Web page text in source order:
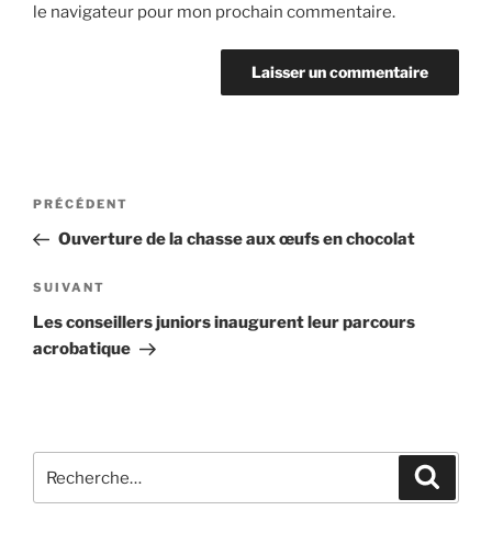
le navigateur pour mon prochain commentaire.
Navigation
l’article
Article
précédent
PRÉCÉDENT
Ouverture de la chasse aux œufs en chocolat
Article
suivant
SUIVANT
Les conseillers juniors inaugurent leur parcours
acrobatique
pour